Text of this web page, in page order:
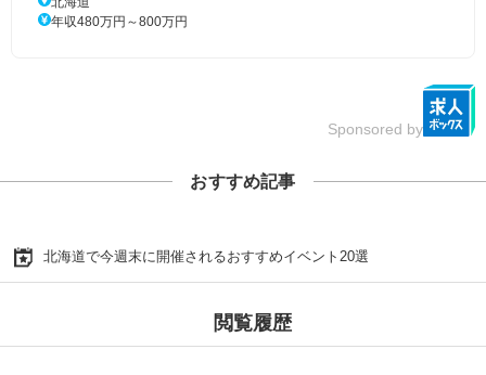
年収480万円～800万円
Sponsored by
おすすめ記事
北海道で今週末に開催されるおすすめイベント20選
閲覧履歴